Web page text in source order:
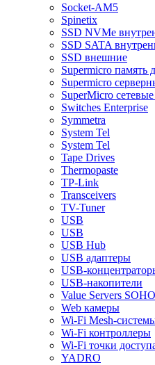
Socket-AM5
Spinetix
SSD NVMe
SSD SATA
SSD внешние
Supermicro память
Supermicro
SuperMicro
Switches Enterprise
Symmetra
System Tel
System Tel
Tape Drives
Thermopaste
TP-Link
Transceivers
TV-Tuner
USB
USB
USB Hub
USB адаптеры
USB-
USB-накопители
Value Servers SOHO
Web камеры
Wi-Fi Mesh-
Wi-Fi контроллеры
Wi-Fi точки
YADRO